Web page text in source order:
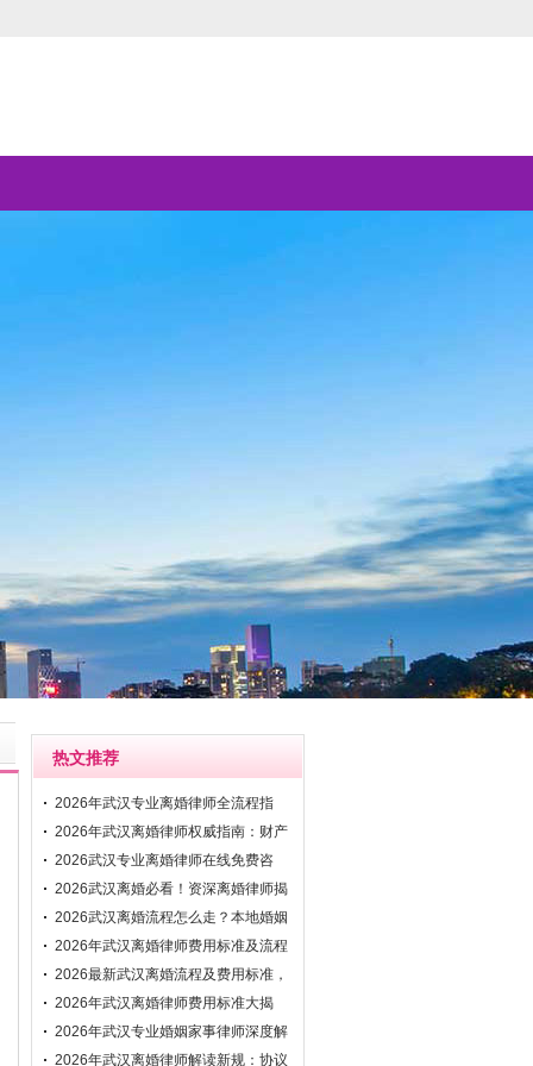
热文推荐
2026年武汉专业离婚律师全流程指
南：协议离
2026年武汉离婚律师权威指南：财产
分割与抚
2026武汉专业离婚律师在线免费咨
询：快速解
2026武汉离婚必看！资深离婚律师揭
秘财产分
2026武汉离婚流程怎么走？本地婚姻
家事律师
2026年武汉离婚律师费用标准及流程
解析：资
2026最新武汉离婚流程及费用标准，
专业武汉
2026年武汉离婚律师费用标准大揭
秘！附协议
2026年武汉专业婚姻家事律师深度解
析离婚程
2026年武汉离婚律师解读新规：协议